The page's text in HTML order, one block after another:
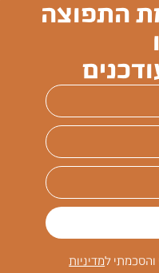
התפוצה
למדיניות